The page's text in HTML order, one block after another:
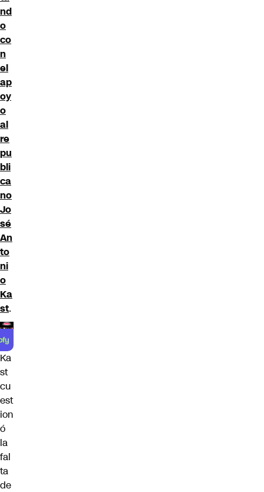
nd
o
co
n
el
ap
oy
o
al
re
pu
bli
ca
no
Jo
sé
An
to
ni
o
Ka
st.
Ka
st
cu
est
ion
ó
la
fal
ta
de